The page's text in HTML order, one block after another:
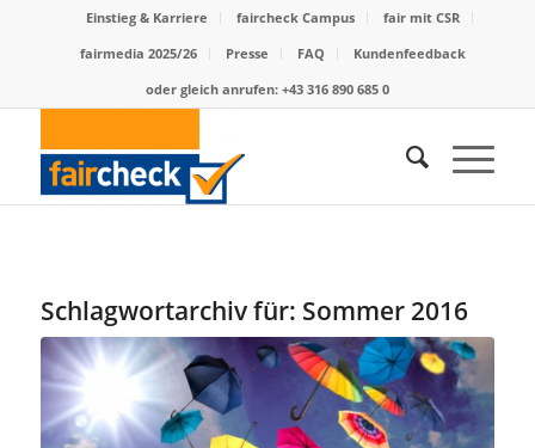
Einstieg & Karriere faircheck Campus
fair mit CSR
fairmedia 2025/26
Presse FAQ
Kundenfeedback
oder gleich anrufen: +43 316 890 685 0
Schlagwortarchiv für: Sommer 2016